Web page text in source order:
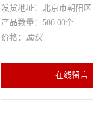
发货地址：北京市朝阳区
产品数量：500.00个
价格： 面议
在线留言